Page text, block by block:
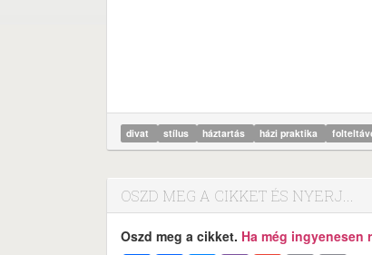
divat stílus háztartás házi praktika
OSZD MEG A CIKKET ÉS NYERJ...
Oszd meg a cikket. Ha még ingyenesen